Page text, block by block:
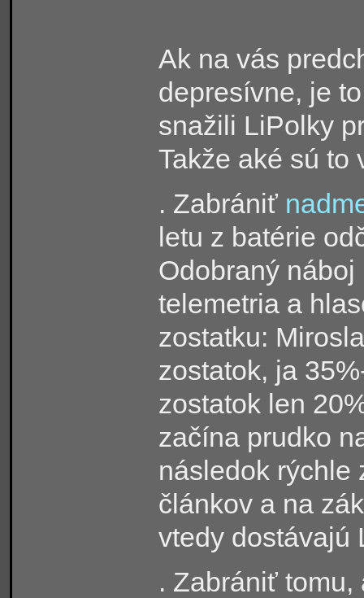
Ak na vás
depresívne, je
snažili LiPolky
Takže aké sú to
. Zabrániť
letu z batérie
Odobraný
telemetria a
zostatku:
zostatok, ja 35
zostatok len 20
začína prudko
následok rýchle
článkov a na
vtedy dostávajú
. Zabrániť tomu,